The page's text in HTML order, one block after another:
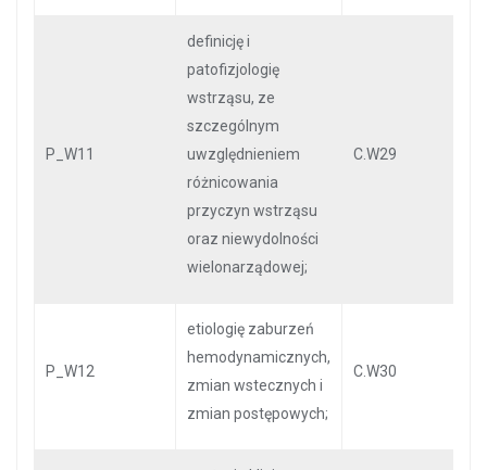
P_W11
definicję i
patofizjologię
wstrząsu, ze
szczególnym
uwzględnieniem
różnicowania
przyczyn wstrząsu
oraz niewydolności
wielonarządowej;
C.W29
P_W12
etiologię zaburzeń
hemodynamicznych,
zmian wstecznych i
zmian postępowych;
C.W30